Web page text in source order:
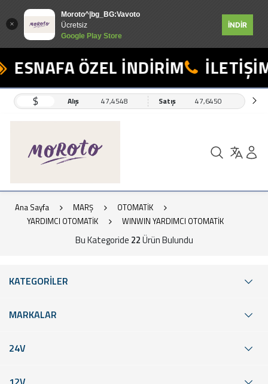
Moroto^|bg_BG:Vavoto
Ücretsiz
Google Play Store
İNDİR
ÖZEL İNDİRİM İLETİŞİM:
$ Alış 47,4548 Satış 47,6450
Ana Sayfa MARŞ
OTOMATİK
YARDIMCI OTOMATİK
WINWIN YARDIMCI OTOMATİK
Bu Kategoride 22Ürün Bulundu
KATEGORİLER
MARKALAR
24V